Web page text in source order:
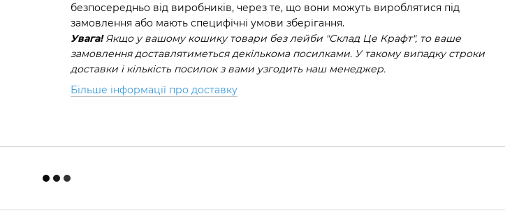
безпосередньо від виробників, через те, що вони можуть вироблятися під
замовлення або мають специфічні умови зберігання.
Увага!Якщо у вашому кошику товари без лейби "Склад Це Крафт", то ваше
замовлення доставлятиметься декількома посилками. У такому випадку строки
доставки і кількість посилок з вами узгодить наш менеджер.
Більше інформації про доставку